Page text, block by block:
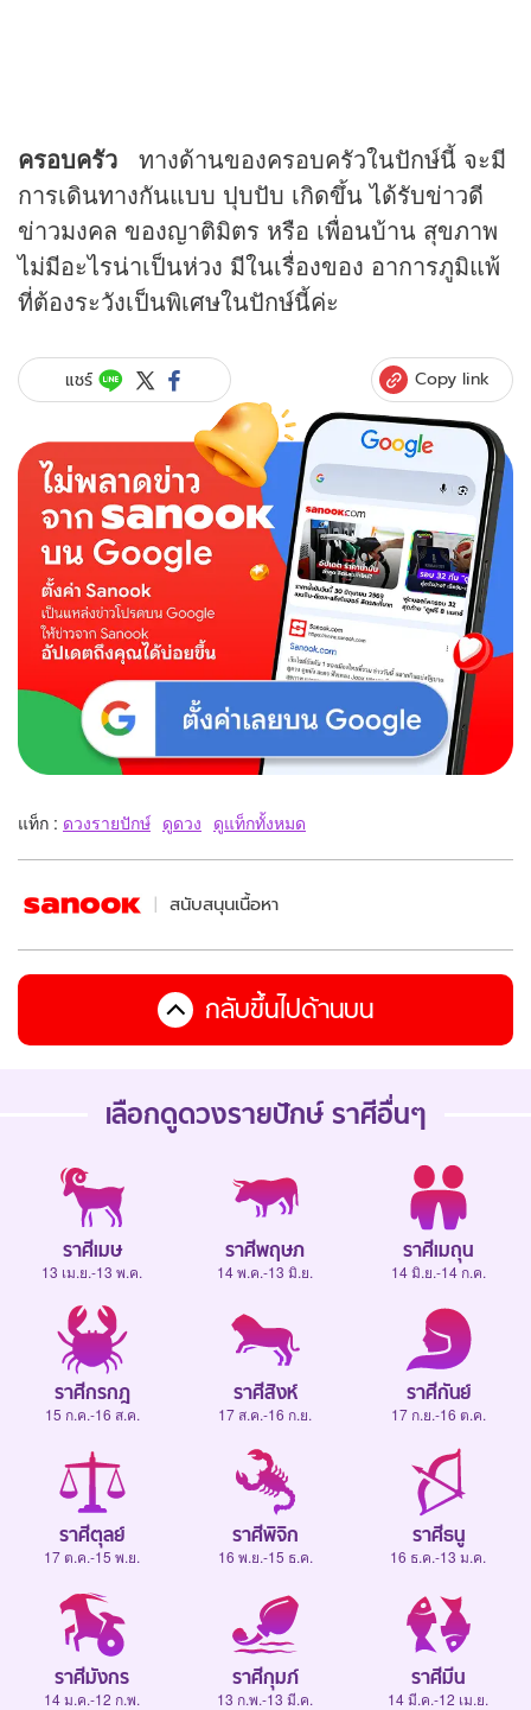
ครอบครัว
ทางด้านของครอบครัวในปักษ์นี้ จะมี
การเดินทางกันแบบ ปุบปับ เกิดขึ้น ได้รับข่าวดี
ข่าวมงคล ของญาติมิตร หรือ เพื่อนบ้าน สุขภาพ
ไม่มีอะไรน่าเป็นห่วง มีในเรื่องของ อาการภูมิแพ้
ที่ต้องระวังเป็นพิเศษในปักษ์นี้ค่ะ
แชร์ Copy link
แท็ก : ดวงรายปักษ์ ดูดวง ดูแท็กทั้งหมด
สนับสนุนเนื้อหา
กลับขึ้นไปด้านบน
เลือกดูดวงรายปักษ์ราศีอื่นๆ
ราศีเมษ
13 เม.ย.-13 พ.ค.
ราศีพฤษภ
14 พ.ค.-13 มิ.ย.
ราศีเมถุน
14 มิ.ย.-14 ก.ค.
ราศีกรกฎ
15 ก.ค.-16 ส.ค.
ราศีสิงห์
17 ส.ค.-16 ก.ย.
ราศีกันย์
17 ก.ย.-16 ต.ค.
ราศีตุลย์
17 ต.ค.-15 พ.ย.
ราศีพิจิก
16 พ.ย.-15 ธ.ค.
ราศีธนู
16 ธ.ค.-13 ม.ค.
ราศีมังกร
14 ม.ค.-12 ก.พ.
ราศีกุมภ์
13 ก.พ.-13 มี.ค.
ราศีมีน
14 มี.ค.-12 เม.ย.